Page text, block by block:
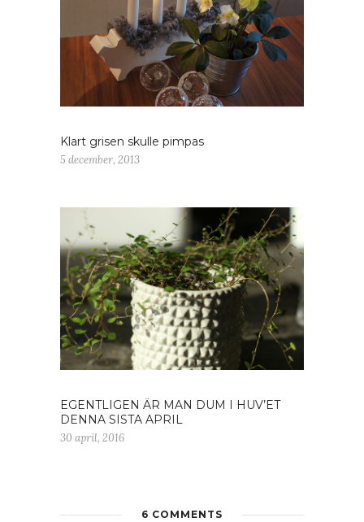
Klart grisen skulle pimpas
5 december, 2013
EGENTLIGEN ÄR MAN DUM I HUV’ET
DENNA SISTA APRIL
30 april, 2016
6 COMMENTS